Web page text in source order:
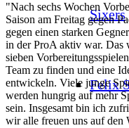
Sixers
Felix
"Nach sechs Wochen
Saison am Freitag gegen
gegen einen starken
in der ProA aktiv war. Das
sieben
Team zu finden und eine
entwickeln. Viele junge
werden hungrig auf mehr
sein. Insgesamt bin ich
wir alle freuen uns auf den